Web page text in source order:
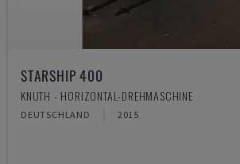
STARSHIP 400
KNUTH - HORIZONTAL-DREHMASCHINE
DEUTSCHLAND 2015